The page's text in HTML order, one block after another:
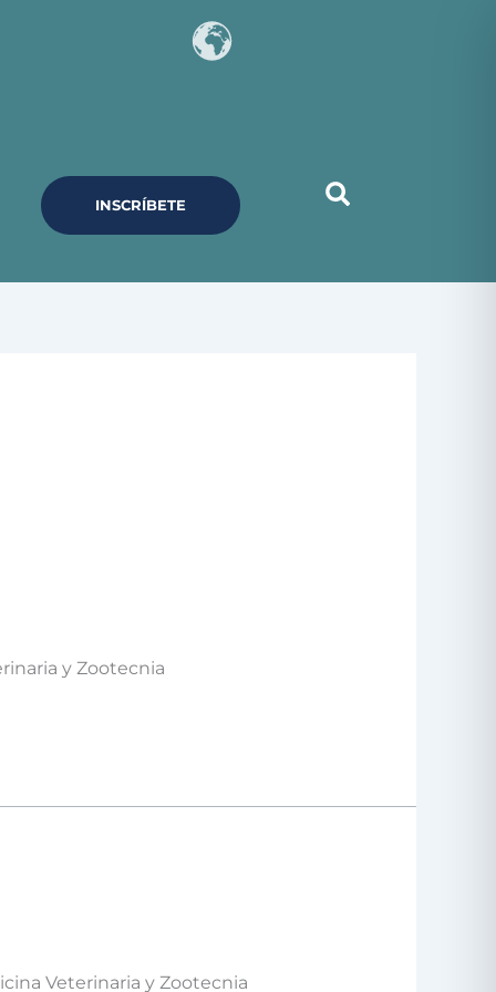
INSCRÍBETE
y Zootecnia
Veterinaria y Zootecnia